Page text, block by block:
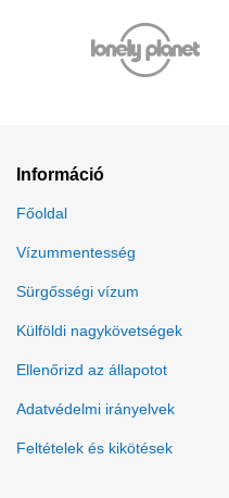
Információ
Főoldal
Vízummentesség
Sürgősségi vízum
Külföldi nagykövetségek
Ellenőrizd az állapotot
Adatvédelmi irányelvek
Feltételek és kikötések